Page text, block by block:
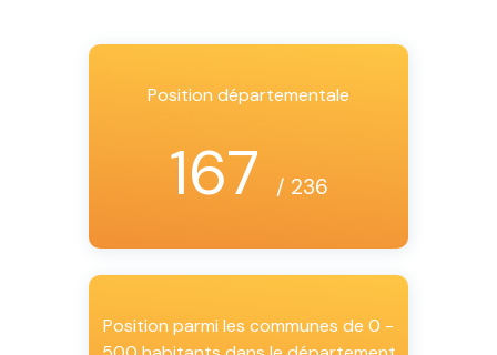
Position départementale
167 / 236
Position parmi les communes de 0 -